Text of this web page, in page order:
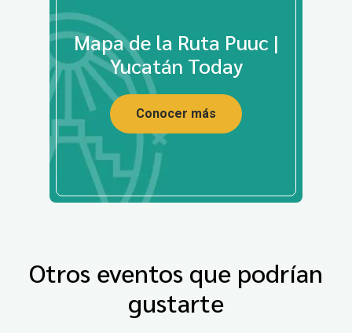
Mapa de la Ruta Puuc |
Yucatán Today
Conocer más
Otros eventos que podrían
gustarte